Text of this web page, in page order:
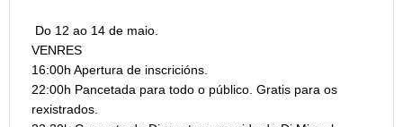
Do 12 ao 14 de maio.
VENRES
16:00h Apertura de inscricións.
22:00h Pancetada para todo o público. Gratis para os
rexistrados.